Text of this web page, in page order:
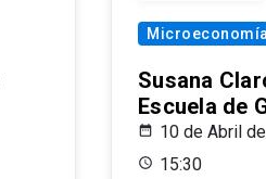
Susana
Escuela de
10 de Abril
15:30